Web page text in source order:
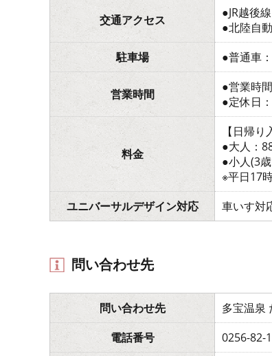
交通アクセス
●JR越後
●北陸自
駐車場
●普通車
営業時間
●営業時
●定休日
料金
【日帰り
●大人：
●小人(3
※平日17
ユニバーサルデザイン対応
車いす対
問い合わせ先
問い合わせ先
多宝温泉
電話番号
0256-82-